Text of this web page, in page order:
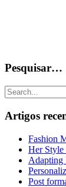
Pesquisar…
Artigos
Fashion
Her Style
Adapting
Post